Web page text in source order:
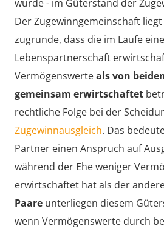
wurde - im Güterstand der
Der Zugewinngemeinschaft
zugrunde, dass die im Laufe
Lebenspartnerschaft
Vermögenswerteals von
gemeinsam erwirtschaftet
rechtliche Folge bei der
Zugewinnausgleich. Das
Partner einen Anspruch auf
während der Ehe weniger
erwirtschaftet hat als der
Paare unterliegen diesem
wenn Vermögenswerte durch